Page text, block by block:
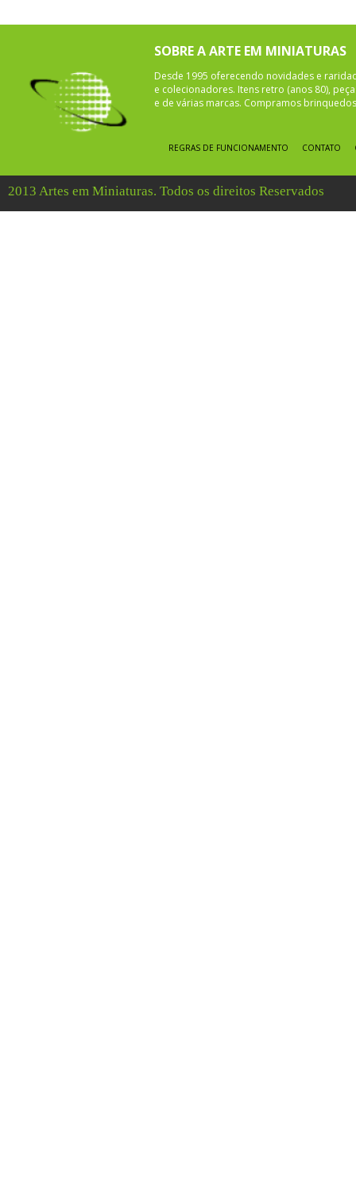
SOBRE A ARTE EM MINIATURAS
Desde 1995 oferecendo novidades e
e colecionadores. Itens retro (anos 80),
e de várias marcas. Compramos
REGRAS DE FUNCIONAMENTO CONTATO
2013 Artes em Miniaturas. Todos os direitos Reservados